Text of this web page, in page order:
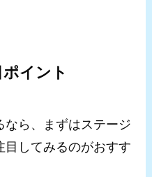
イント
なら、まずはステージ
目してみるのがおすす